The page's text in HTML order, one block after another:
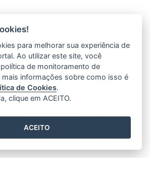
para melhorar sua experiência de
Ao utilizar este site, você
de monitoramento de
mais informações sobre como isso é
de Cookies.
clique em ACEITO.
ACEITO